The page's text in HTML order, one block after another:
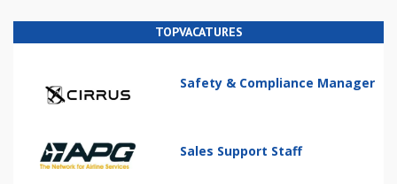
TOPVACATURES
Safety & Compliance Manager
Sales Support Staff